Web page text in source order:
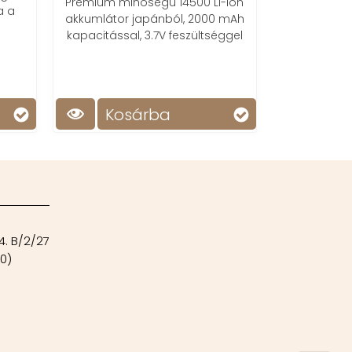
a
akkumlátor japánból, 2000 mAh
kapacitással, 3.7V feszültséggel
Kosárba
B/2/27